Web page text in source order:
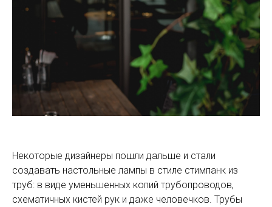
Некоторые дизайнеры пошли дальше и стали
создавать настольные лампы в стиле стимпанк из
труб: в виде уменьшенных копий трубопроводов,
схематичных кистей рук и даже человечков. Трубы